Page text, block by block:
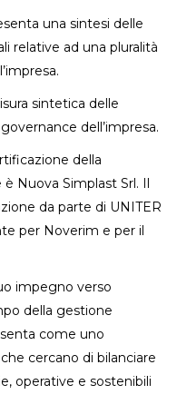
una sintesi delle
relative ad una pluralità
sintetica delle
dell’impresa.
della
Nuova Simplast Srl. Il
da parte di UNITER
per Noverim e per il
impegno verso
della gestione
come uno
cercano di bilanciare
operative e sostenibili